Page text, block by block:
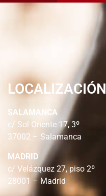
LOCALIZACIÓN
SALAMANCA
c/ Sol Oriente 17, 3º
37002 – Salamanca
MADRID
c/ Velázquez 27, piso 2º
28001 – Madrid